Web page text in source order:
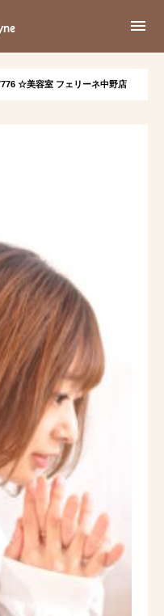

☆美容室 フェリーネ中野店